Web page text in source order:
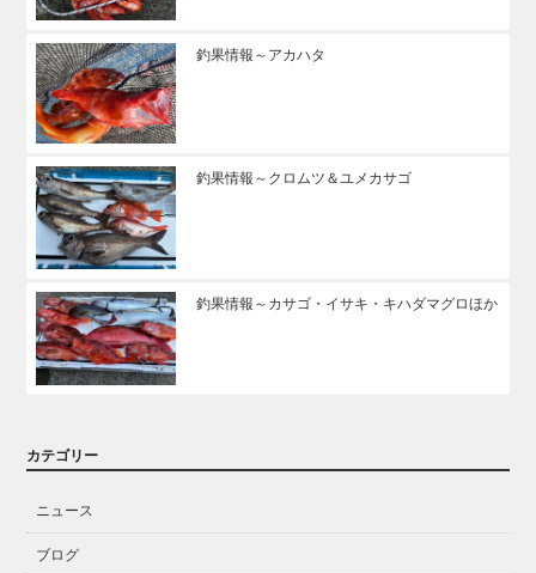
釣果情報～アカハタ
釣果情報～クロムツ＆ユメカサゴ
釣果情報～カサゴ・イサキ・キハダマグロほか
カテゴリー
ニュース
ブログ